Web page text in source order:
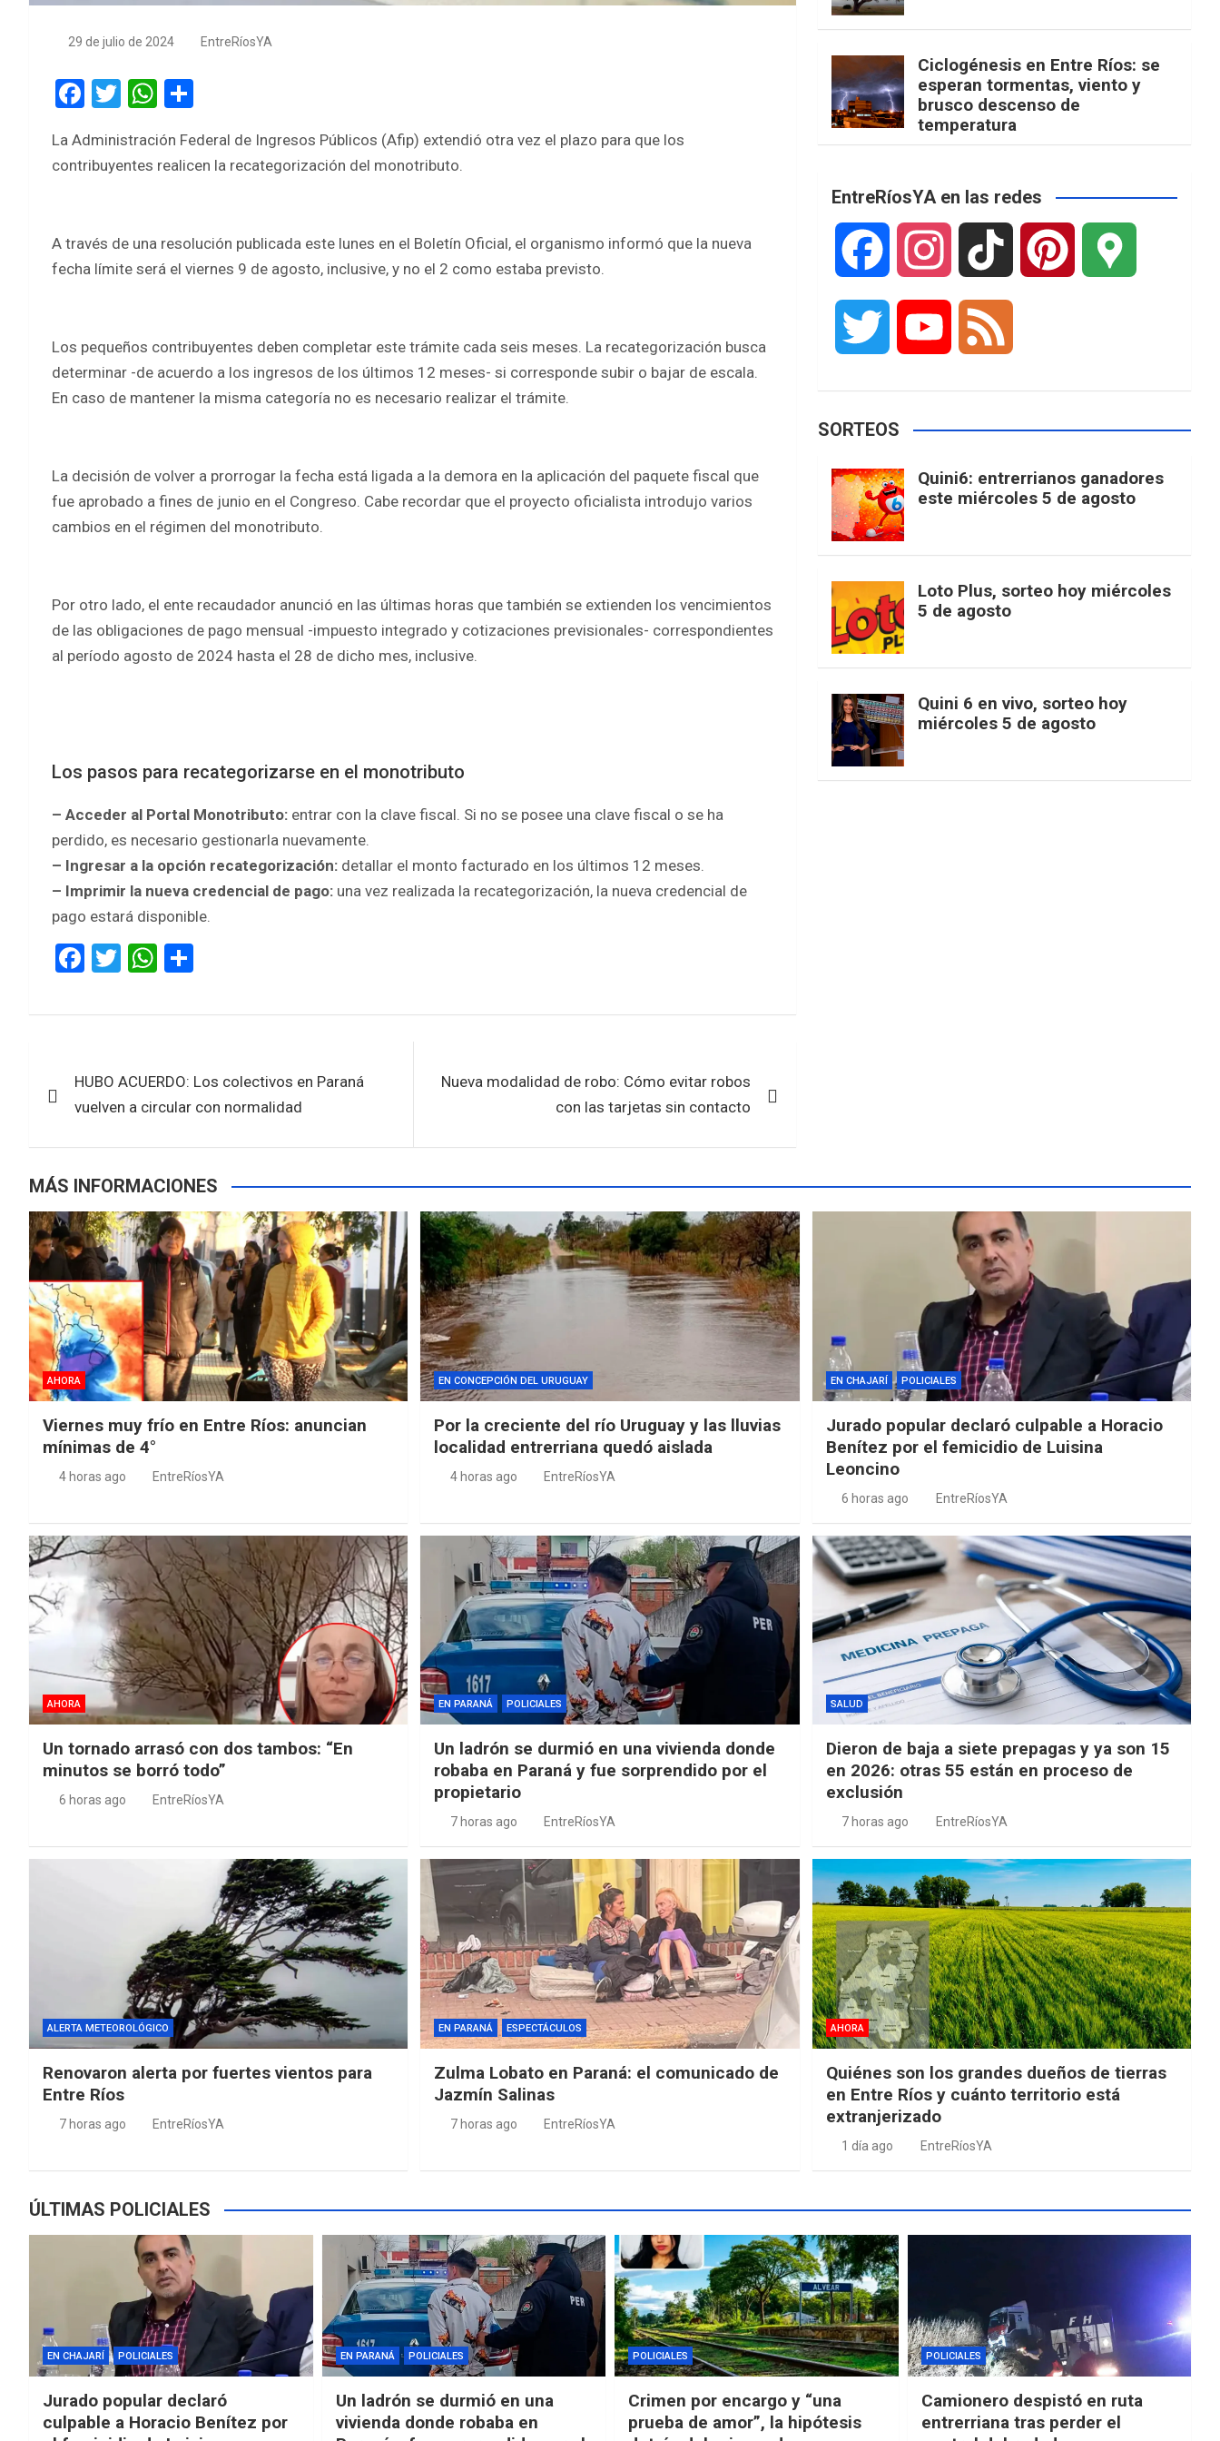
29 de julio de 2024 EntreRíosYA
F
ce
b
o
k
T
tt
er
W
at
s
p
p
ar
e
La Administración Federal de Ingresos Públicos (Afip) extendió otra vez el plazo para que los
contribuyentes realicen la recategorización del monotributo.
A través de una resolución publicada este lunes en el Boletín Oficial, el organismo informó que la nueva
fecha límite será el viernes 9 de agosto, inclusive, y no el 2 como estaba previsto.
Los pequeños contribuyentes deben completar este trámite cada seis meses. La recategorización busca
determinar -de acuerdo a los ingresos de los últimos 12 meses- si corresponde subir o bajar de escala.
En caso de mantener la misma categoría no es necesario realizar el trámite.
La decisión de volver a prorrogar la fecha está ligada a la demora en la aplicación del paquete fiscal que
fue aprobado a fines de junio en el Congreso. Cabe recordar que el proyecto oficialista introdujo varios
cambios en el régimen del monotributo.
Por otro lado, el ente recaudador anunció en las últimas horas que también se extienden los vencimientos
de las obligaciones de pago mensual -impuesto integrado y cotizaciones previsionales- correspondientes
al período agosto de 2024 hasta el 28 de dicho mes, inclusive.
Los pasos para recategorizarse en el monotributo
– Acceder al Portal Monotributo: entrar con la clave fiscal. Si no se posee una clave fiscal o se ha
perdido, es necesario gestionarla nuevamente.
– Ingresar a la opción recategorización: detallar el monto facturado en los últimos 12 meses.
– Imprimir la nueva credencial de pago: una vez realizada la recategorización, la nueva credencial de
pago estará disponible.
F
ce
o
o
T
tt
W
at
A
p
ar
de
HUBO ACUERDO: Los colectivos en Paraná
vuelven a circular con normalidad
Nueva modalidad de robo: Cómo evitar robos
con las tarjetas sin contacto
Ciclogénesis en Entre Ríos: se
esperan tormentas, viento y
brusco descenso de
temperatura
EntreRíosYA en las redes
a
b
o
k
n
a
i
t
t
e
r
u
b
e
d
SORTEOS
Quini6: entrerrianos ganadores
este miércoles 5 de agosto
Loto Plus, sorteo hoy miércoles
5 de agosto
Quini 6 en vivo, sorteo hoy
miércoles 5 de agosto
MÁS INFORMACIONES
AHORA
Viernes muy frío en Entre Ríos: anuncian
mínimas de 4°
4 horas ago EntreRíosYA
EN CONCEPCIÓN DEL URUGUAY
Por la creciente del río Uruguay y las lluvias
localidad entrerriana quedó aislada
4 horas ago EntreRíosYA
EN CHAJARÍ POLICIALES
Jurado popular declaró culpable a Horacio
Benítez por el femicidio de Luisina
Leoncino
6 horas ago EntreRíosYA
AHORA
Un tornado arrasó con dos tambos: “En
minutos se borró todo”
6 horas ago EntreRíosYA
EN PARANÁ POLICIALES
Un ladrón se durmió en una vivienda donde
robaba en Paraná y fue sorprendido por el
propietario
7 horas ago EntreRíosYA
SALUD
Dieron de baja a siete prepagas y ya son 15
en 2026: otras 55 están en proceso de
exclusión
7 horas ago EntreRíosYA
ALERTA METEOROLÓGICO
Renovaron alerta por fuertes vientos para
Entre Ríos
7 horas ago EntreRíosYA
EN PARANÁ ESPECTÁCULOS
Zulma Lobato en Paraná: el comunicado de
Jazmín Salinas
7 horas ago EntreRíosYA
AHORA
Quiénes son los grandes dueños de tierras
en Entre Ríos y cuánto territorio está
extranjerizado
1 día ago EntreRíosYA
ÚLTIMAS POLICIALES
EN CHAJARÍ POLICIALES
Jurado popular declaró
culpable a Horacio Benítez por
EN PARANÁ POLICIALES
Un ladrón se durmió en una
vivienda donde robaba en
POLICIALES
Crimen por encargo y “una
prueba de amor”, la hipótesis
POLICIALES
Camionero despistó en ruta
entrerriana tras perder el